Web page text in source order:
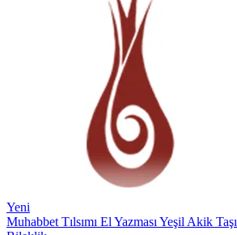
Yeni
Muhabbet Tılsımı El Yazması Yeşil Akik Taşı